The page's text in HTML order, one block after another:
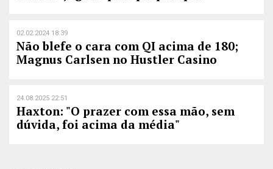
02.02.2024 18:39
Não blefe o cara com QI acima de 180;
Magnus Carlsen no Hustler Casino
24.08.2025 22:51
Haxton: "O prazer com essa mão, sem
dúvida, foi acima da média"